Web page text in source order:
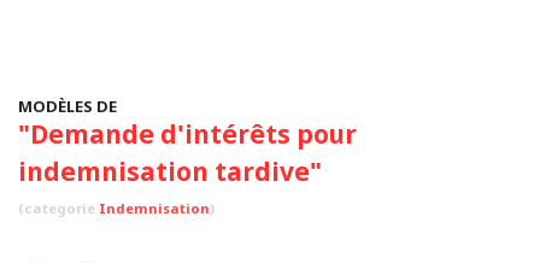
MODÈLES DE
"Demande d'intérêts pour
indemnisation tardive"
(categorie Indemnisation)